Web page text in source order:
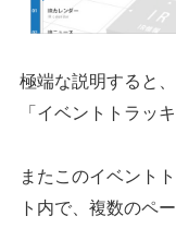
極端な説明すると
「イベントトラッ
またこのイベント
ト内で、複数のペ